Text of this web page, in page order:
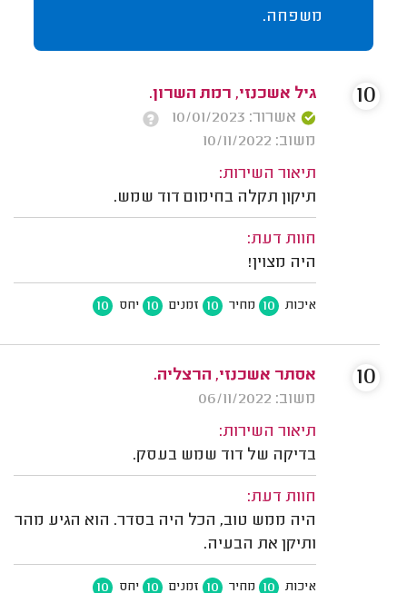
משפחה.
גיל אשכנזי, רמת השרון.
אשרור: 10/01/2023
משוב: 10/11/2022
תיאור השירות:
תיקון תקלה בחימום דוד שמש.
חוות דעת:
היה מצוין!
איכות 10 מחיר 10 זמנים 10 יחס 10
10
אסתר אשכנזי, הרצליה.
משוב: 06/11/2022
תיאור השירות:
בדיקה של דוד שמש בעסק.
חוות דעת:
היה ממש טוב, הכל היה בסדר. הוא הגיע מהר
ותיקן את הבעיה.
איכות 10 מחיר 10 זמנים 10 יחס 10
10